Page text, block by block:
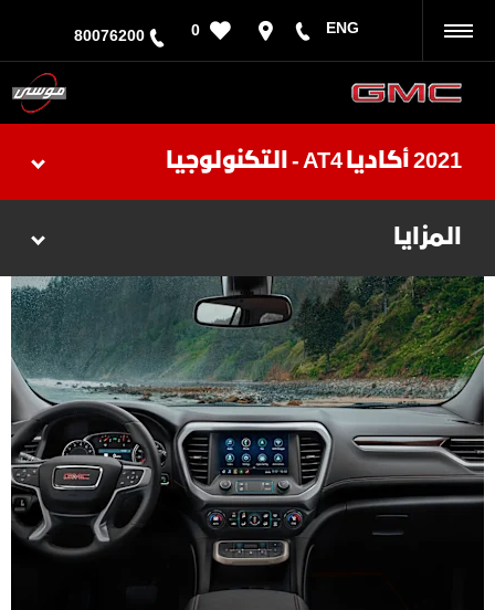
ENG
0
80076200
2021 أكاديا AT4 - التكنولوجيا
المزايا